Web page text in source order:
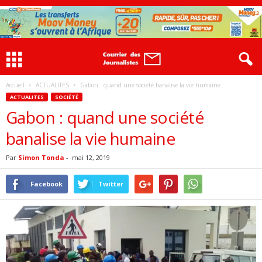
Accueil ACTUALITES Gabon : quand une société banalise la vie humaine
ACTUALITES SOCIÉTÉ
Gabon : quand une société
banalise la vie humaine
Par Simon Tonda - mai 12, 2019
Facebook Twitter